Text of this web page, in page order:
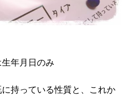
年月日のみ
持っている性質と、これか